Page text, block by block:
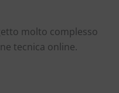
molto complesso
tecnica online.